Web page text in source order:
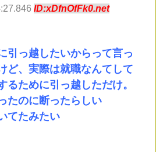
ID:xDfnOfFk0.net
引っ越したいからって言っ
ど、実際は就職なんてして
るために引っ越しただけ。
たのに断ったらしい
てたみたい